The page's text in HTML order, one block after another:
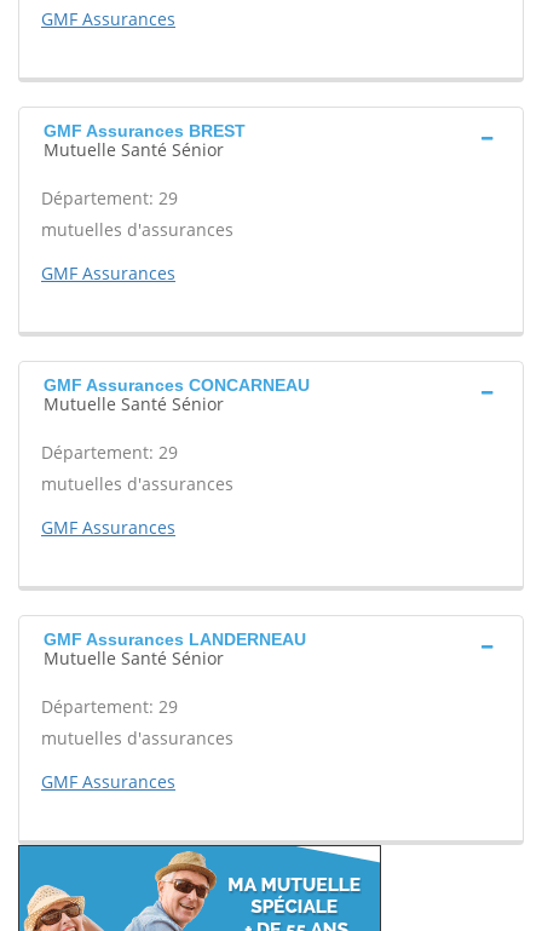
GMF Assurances
GMF Assurances BREST
Mutuelle Santé Sénior
Département: 29
mutuelles d'assurances
GMF Assurances
GMF Assurances CONCARNEAU
Mutuelle Santé Sénior
Département: 29
mutuelles d'assurances
GMF Assurances
GMF Assurances LANDERNEAU
Mutuelle Santé Sénior
Département: 29
mutuelles d'assurances
GMF Assurances